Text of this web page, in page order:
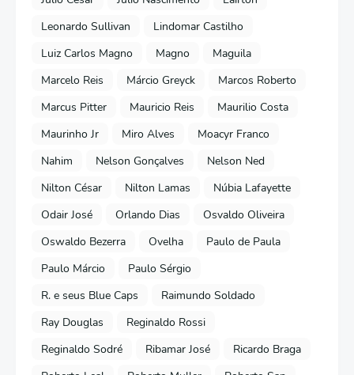
Leonardo Sullivan
Lindomar Castilho
Luiz Carlos Magno
Magno
Maguila
Marcelo Reis
Márcio Greyck
Marcos Roberto
Marcus Pitter
Mauricio Reis
Maurilio Costa
Maurinho Jr
Miro Alves
Moacyr Franco
Nahim
Nelson Gonçalves
Nelson Ned
Nilton César
Nilton Lamas
Núbia Lafayette
Odair José
Orlando Dias
Osvaldo Oliveira
Oswaldo Bezerra
Ovelha
Paulo de Paula
Paulo Márcio
Paulo Sérgio
R. e seus Blue Caps
Raimundo Soldado
Ray Douglas
Reginaldo Rossi
Reginaldo Sodré
Ribamar José
Ricardo Braga